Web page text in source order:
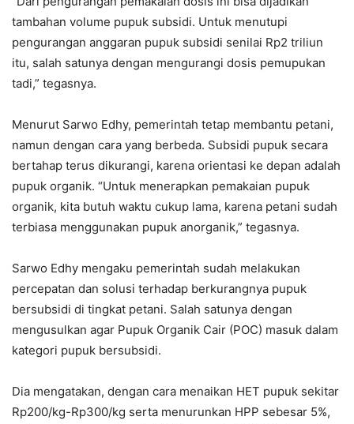
tambahan volume pupuk subsidi. Untuk menutupi
pengurangan anggaran pupuk subsidi senilai Rp2 triliun
itu, salah satunya dengan mengurangi dosis pemupukan
tadi,” tegasnya.
Menurut Sarwo Edhy, pemerintah tetap membantu petani,
namun dengan cara yang berbeda. Subsidi pupuk secara
bertahap terus dikurangi, karena orientasi ke depan adalah
pupuk organik. “Untuk menerapkan pemakaian pupuk
organik, kita butuh waktu cukup lama, karena petani sudah
terbiasa menggunakan pupuk anorganik,” tegasnya.
Sarwo Edhy mengaku pemerintah sudah melakukan
percepatan dan solusi terhadap berkurangnya pupuk
bersubsidi di tingkat petani. Salah satunya dengan
mengusulkan agar Pupuk Organik Cair (POC) masuk dalam
kategori pupuk bersubsidi.
Dia mengatakan, dengan cara menaikan HET pupuk sekitar
Rp200/kg-Rp300/kg serta menurunkan HPP sebesar 5%,